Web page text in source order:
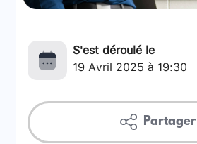
S'est déroulé le
19 Avril 2025 à 19:30
Partager